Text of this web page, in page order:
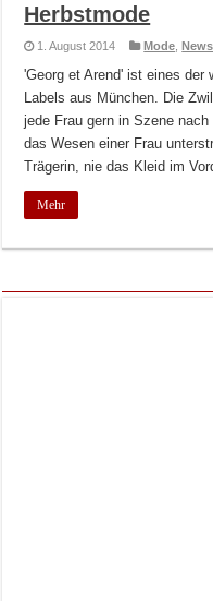
Herbstmode
1. August 2014 Mode ,News
'Georg et Arend' ist eines der
Labels aus München. Die
jede Frau gern in Szene
das Wesen einer Frau
Trägerin, nie das Kleid im
Mehr